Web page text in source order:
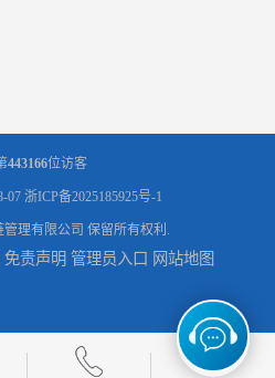
443166位访客
07 浙ICP备2025185925号-1
理有限公司 保留所有权利.
免责声明 管理员入口 网站地图